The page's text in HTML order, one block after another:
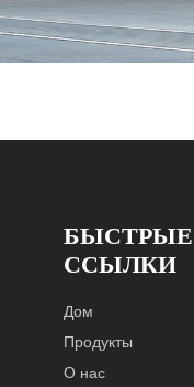
БЫСТРЫЕ
ССЫЛКИ
Дом
Продукты
О нас